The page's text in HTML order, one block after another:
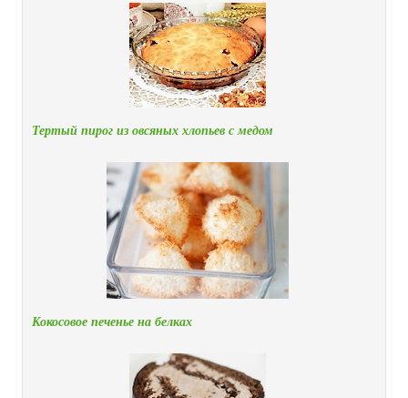
Тертый пирог из овсяных хлопьев с медом
Кокосовое печенье на белках